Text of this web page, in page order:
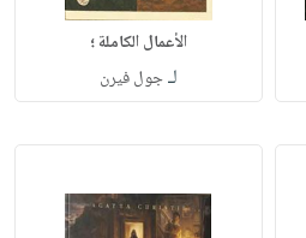
الأعمال الكاملة ؛
لـجول فيرن